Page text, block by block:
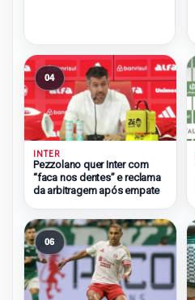
04
INTER
Pezzolano quer Inter com
“faca nos dentes” e reclama
da arbitragem após empate
06